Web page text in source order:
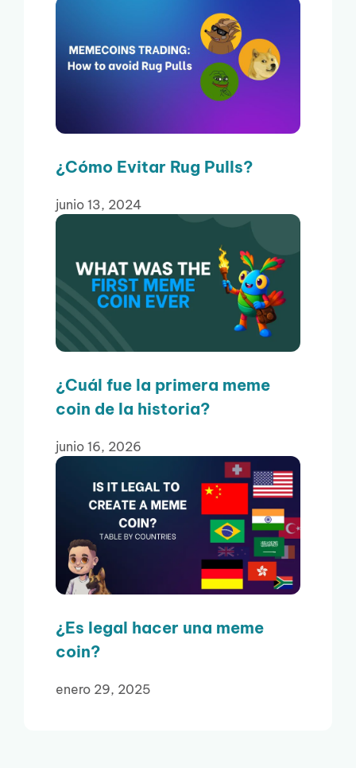
¿Cómo Evitar Rug Pulls?
junio 13, 2024
¿Cuál fue la primera meme
coin de la historia?
junio 16, 2026
¿Es legal hacer una meme
coin?
enero 29, 2025